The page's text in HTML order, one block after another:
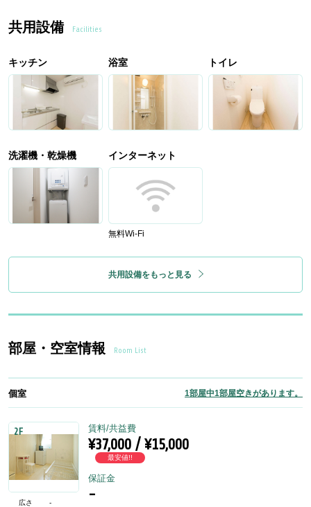
共用設備 Facilities
キッチン 浴室 トイレ
洗濯機・乾燥機 インターネット
無料Wi-Fi
共用設備をもっと見る
部屋・空室情報 Room List
個室 1部屋中1部屋空きがあります。
2F
広さ -
賃料/共益費
¥37,000 / ¥15,000
最安値!!
保証金
-